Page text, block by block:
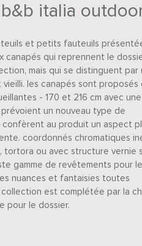
italia
et petits fauteuils
canapés qui reprennent le
mais qui se distinguent par
les canapés sont proposés
- 170 et 216 cm avec une
un nouveau type de
au produit un aspect
coordonnés chromatiques
ou avec structure vernie
gamme de revêtements pour
nuances et fantaisies toutes
est complétée par la
pour le dossier.